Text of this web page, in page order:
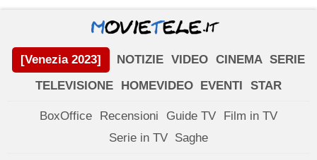
[Venezia 2023] NOTIZIE VIDEO CINEMA SERIE
TELEVISIONE
HOMEVIDEO EVENTI STAR
BoxOffice Recensioni Guide TV
Film in TV
Serie in TV Saghe